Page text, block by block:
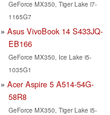
GeForce MX350, Tiger Lake i7-
1165G7
Asus VivoBook 14 S433JQ-
EB166
GeForce MX350, Ice Lake i5-
1035G1
Acer Aspire 5 A514-54G-
58R8
GeForce MX350, Tiger Lake i5-